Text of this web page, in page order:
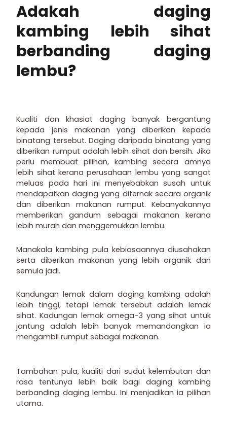
Adakah daging
kambing lebih sihat
berbanding daging
lembu?
Kualiti dan khasiat daging banyak bergantung
kepada jenis makanan yang diberikan kepada
binatang tersebut. Daging daripada binatang yang
diberikan rumput adalah lebih sihat dan bersih. Jika
perlu membuat pilihan, kambing secara amnya
lebih sihat kerana perusahaan lembu yang sangat
meluas pada hari ini menyebabkan susah untuk
mendapatkan daging yang diternak secara organik
dan diberikan makanan rumput. Kebanyakannya
memberikan gandum sebagai makanan kerana
lebih murah dan menggemukkan lembu.
Manakala kambing pula kebiasaannya diusahakan
serta diberikan makanan yang lebih organik dan
semula jadi.
Kandungan lemak dalam daging kambing adalah
lebih tinggi, tetapi lemak tersebut adalah lemak
sihat. Kadungan lemak omega-3 yang sihat untuk
jantung adalah lebih banyak memandangkan ia
mengambil rumput sebagai makanan.
Tambahan pula, kualiti dari sudut kelembutan dan
rasa tentunya lebih baik bagi daging kambing
berbanding daging lembu. Ini menjadikan ia pilihan
utama.